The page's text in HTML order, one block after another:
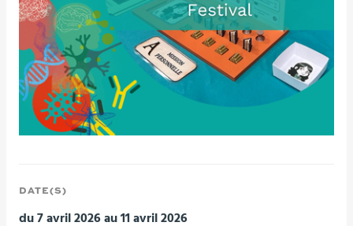
DATE(S)
du 7 avril 2026 au 11 avril 2026